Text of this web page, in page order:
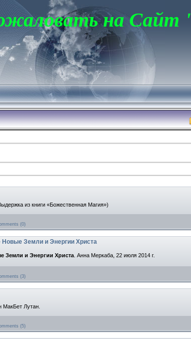
на Сайт
из книги «Божественная Магия»)
(0)
Земли и Энергии Христа
Земли и Энергии Христа Анна Меркаба, 22 июля 2014 г.
(3)
МакБет Лутан.
(5)